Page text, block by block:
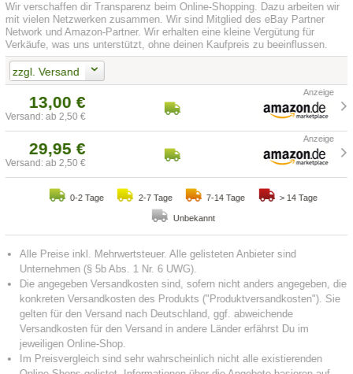
Wir verschaffen dir Transparenz beim Online-Shopping. Dazu arbeiten wir
mit vielen Netzwerken zusammen. Wir sind Mitglied des eBay Partner
Network und Amazon-Partner. Wir erhalten eine kleine Vergütung für
Verkäufe, was uns unterstützt, ohne deinen Kaufpreis zu beeinflussen.
zzgl. Versand
13,00 €
Versand: ab 2,50 €
29,95 €
Versand: ab 2,50 €
0-2 Tage 2-7 Tage 7-14 Tage > 14 Tage
Unbekannt